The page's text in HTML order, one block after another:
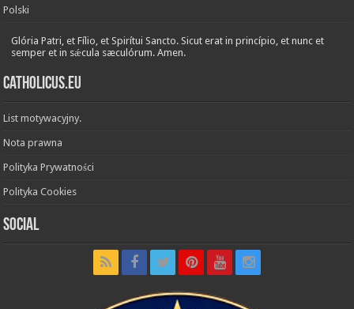
Polski
Glória Patri, et Fílio, et Spirítui Sancto. Sicut erat in princípio, et nunc et
semper et in sǽcula sæculórum. Amen.
Catholicus.eu
List motywacyjny.
Nota prawna
Polityka Prywatności
Polityka Cookies
Social